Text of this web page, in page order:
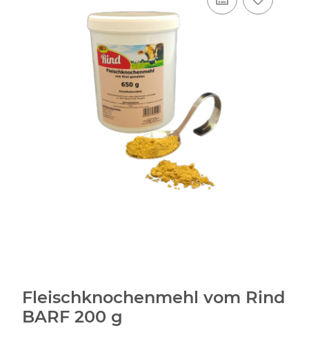
Fleischknochenmehl vom Rind
BARF 200 g